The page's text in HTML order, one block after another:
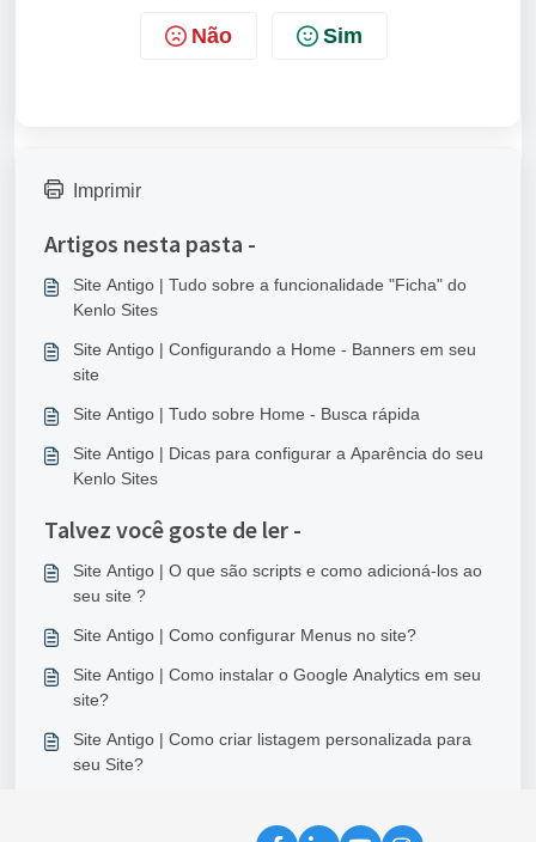
Não Sim
Imprimir
Artigos nesta pasta -
Site Antigo | Tudo sobre a funcionalidade "Ficha" do
Kenlo Sites
Site Antigo | Configurando a Home - Banners em seu
site
Site Antigo | Tudo sobre Home - Busca rápida
Site Antigo | Dicas para configurar a Aparência do seu
Kenlo Sites
Talvez você goste de ler -
Site Antigo | O que são scripts e como adicioná-los ao
seu site ?
Site Antigo | Como configurar Menus no site?
Site Antigo | Como instalar o Google Analytics em seu
site?
Site Antigo | Como criar listagem personalizada para
seu Site?